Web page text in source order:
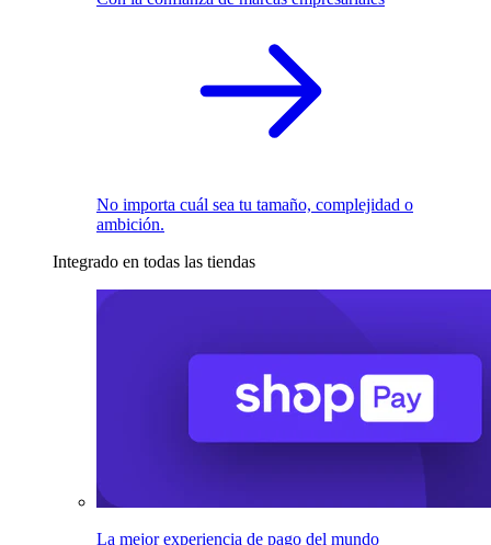
No importa cuál sea tu tamaño, complejidad o
ambición.
Integrado en todas las tiendas
La mejor experiencia de pago del mundo